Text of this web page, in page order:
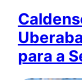
para a